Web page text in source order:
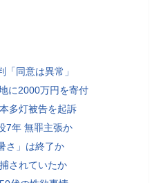
「同意は異常」
に2000万円を寄付
多灯被告を起訴
7年 無罪主張か
さ」は終了か
されていたか